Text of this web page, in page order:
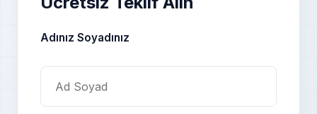
Adınız Soyadınız